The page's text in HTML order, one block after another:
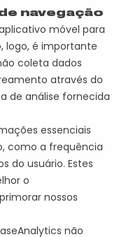
navegação
móvel para
logo, é importante
coleta dados
através do
de análise fornecida
essenciais
como a frequência
do usuário. Estes
o
nossos
Analytics não